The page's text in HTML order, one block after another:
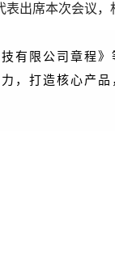
出席本次会议，
有限公司章程
打造核心产